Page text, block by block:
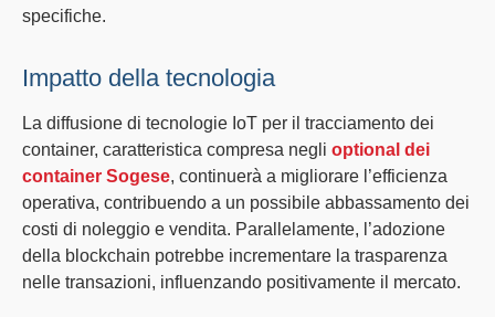
specifiche.
Impatto della tecnologia
La diffusione di tecnologie IoT per il tracciamento dei
container, caratteristica compresa negli optional dei
container Sogese, continuerà a migliorare l’efficienza
operativa, contribuendo a un possibile abbassamento dei
costi di noleggio e vendita. Parallelamente, l’adozione
della blockchain potrebbe incrementare la trasparenza
nelle transazioni, influenzando positivamente il mercato.